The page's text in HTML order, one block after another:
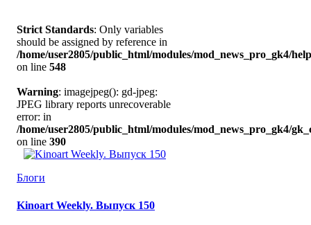
Strict Standards: Only variables
should be assigned by reference in
/home/user2805/public_html/modules/mod_news_pro_gk4/
on line 548
Warning: imagejpeg(): gd-jpeg:
JPEG library reports unrecoverable
error: in
/home/user2805/public_html/modules/mod_news_pro_gk4/
on line 390
Блоги
Kinoart Weekly. Выпуск 150